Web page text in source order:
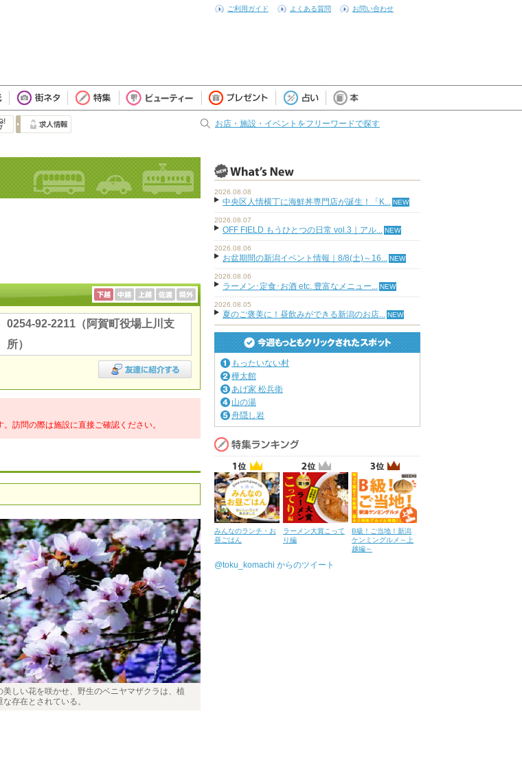
ご利用ガイド よくある質問 お問い合わせ
お店・施設・イベントをフリーワードで探す
0254-92-2211（阿賀町役場上川支
所）
訪問の際は施設に直接ご確認ください。
美しい花を咲かせ、野生のベニヤマザクラは、植
存在とされている。
2026.08.08
中央区人情横丁に海鮮丼専門店が誕生！「K...
2026.08.07
OFF FIELD もうひとつの日常 vol.3｜アル...
2026.08.06
お盆期間の新潟イベント情報｜8/8(土)～16...
2026.08.06
ラーメン･定食･お酒 etc. 豊富なメニュー...
2026.08.05
夏のご褒美に！昼飲みができる新潟のお店...
もったいない村
樺太館
あげ家 松兵衛
山の湯
舟隠し岩
みんなのランチ・お
昼ごはん
ラーメン大賞こって
り編
B級！ご当地！新潟
ケンミングルメ～上
越編～
@toku_komachi からのツイート